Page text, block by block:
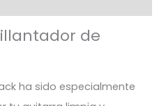
de
ha sido especialmente